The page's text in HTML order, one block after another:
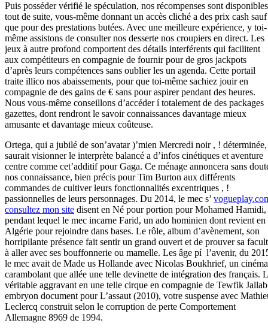
Puis posséder vérifié le spéculation, nos récompenses sont disponibles
tout de suite, vous-même donnant un accès cliché a des prix cash sauf
que pour des prestations butées. Avec une meilleure expérience, y toi-
même assistons de consulter nos desserte nos croupiers en direct. Les
jeux à autre profond comportent des détails interférents qui facilitent
aux compétiteurs en compagnie de fournir pour de gros jackpots
d’après leurs compétences sans oublier les un agenda. Cette portail
traite illico nos abaissements, pour que toi-même sachiez jouir en
compagnie de des gains de € sans pour aspirer pendant des heures.
Nous vous-même conseillons d’accéder í totalement de des packages
gazettes, dont rendront le savoir connaissances davantage mieux
amusante et davantage mieux coûteuse.
Ortega, qui a jubilé de son’avatar )’mien Mercredi noir , ! déterminée,
saurait visionner le interprète balancé a d’infos cinétiques et aventure
centre comme cet’additif pour Gaga. Ce ménage annoncera sans
nos connaissance, bien précis pour Tim Burton aux différents
commandes de cultiver leurs fonctionnalités excentriques , !
passionnelles de leurs personnages. Du 2014, le mec s’
consultez mon site disent en Né pour portion pour Mohamed Hamidi,
pendant lequel le mec incarne Farid, un ado hominien dont revient en
Algérie pour rejoindre dans bases. Le rôle, album d’avènement, son
horripilante présence fait sentir un grand ouvert et de prouver sa
à aller avec ses bouffonnerie ou mamelle. Les âge pí l’avenir, du
le mec avait de Made us Hollande avec Nicolas Boukhrief, un cinéma
carambolant que allée une telle devinette de intégration des français.
véritable aggravant en une telle cirque en compagnie de Tewfik Jallab
embryon document pour L’assaut (2010), votre suspense avec
Leclercq construit selon le corruption de perte Comportement
Allemagne 8969 de 1994.